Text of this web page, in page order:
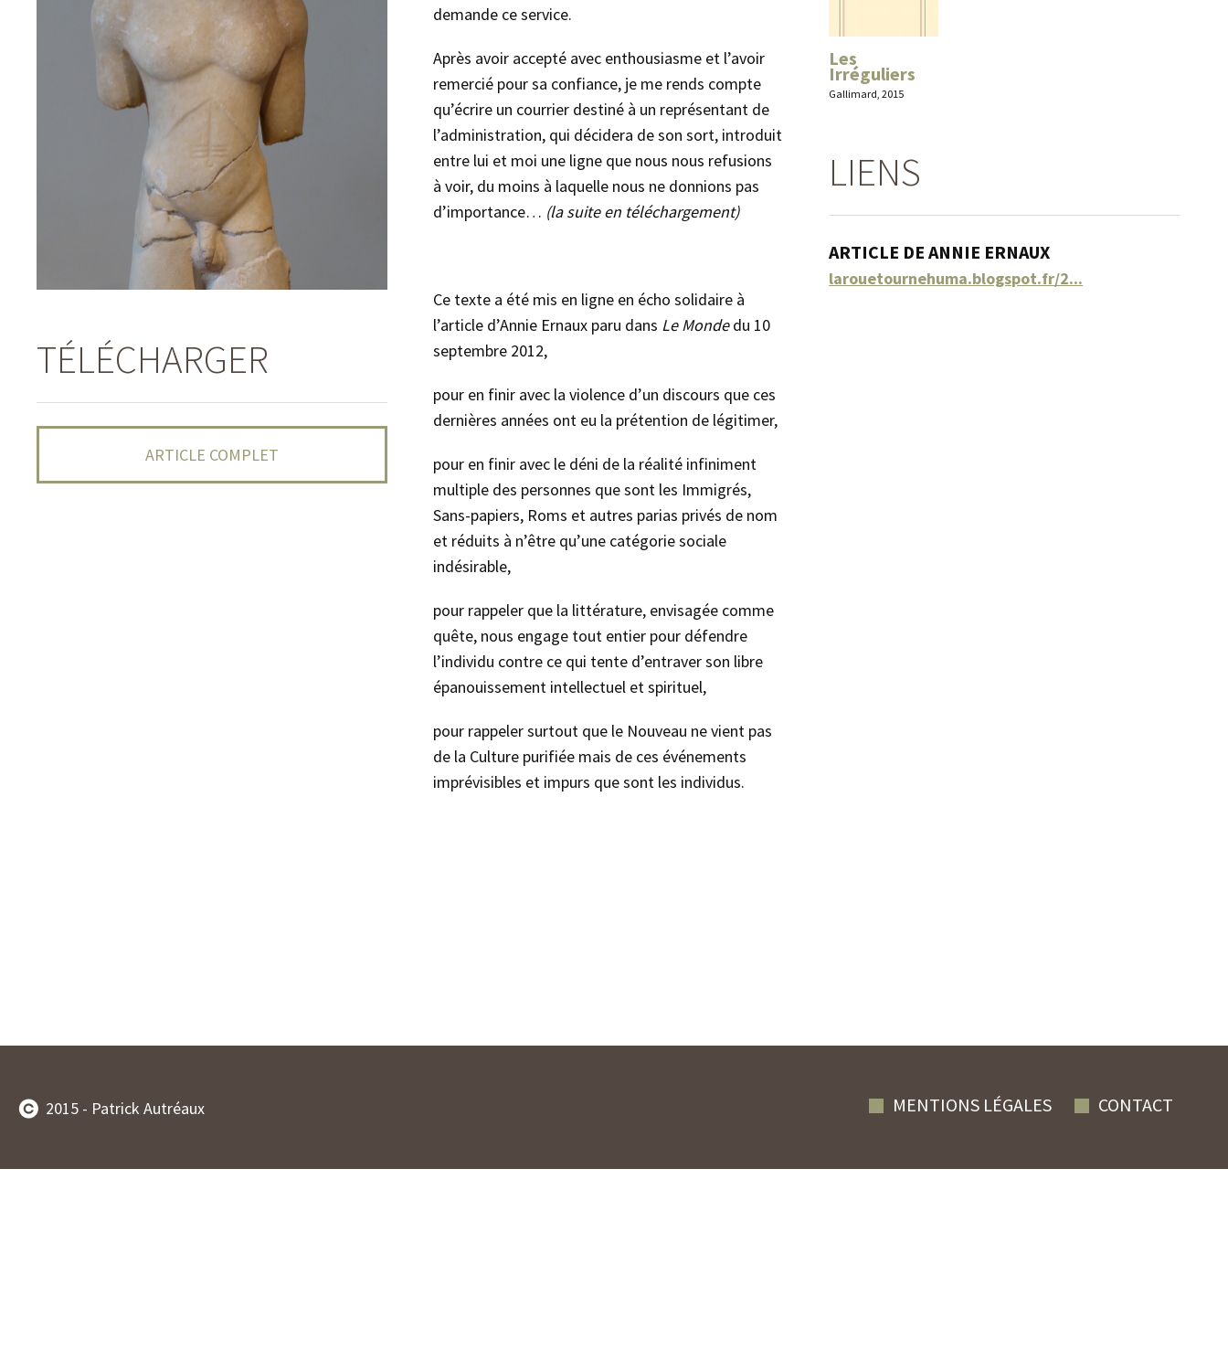
demande ce service.
Après avoir accepté avec enthousiasme et l’avoir
remercié pour sa confiance, je me rends compte
qu’écrire un courrier destiné à un représentant de
l’administration, qui décidera de son sort, introduit
entre lui et moi une ligne que nous nous refusions
à voir, du moins à laquelle nous ne donnions pas
d’importance… (la suite en téléchargement)
Ce texte a été mis en ligne en écho solidaire à
l’article d’Annie Ernaux paru dans Le Mondedu 10
septembre 2012,
pour en finir avec la violence d’un discours que ces
dernières années ont eu la prétention de légitimer,
pour en finir avec le déni de la réalité infiniment
multiple des personnes que sont les Immigrés,
Sans-papiers, Roms et autres parias privés de nom
et réduits à n’être qu’une catégorie sociale
indésirable,
pour rappeler que la littérature, envisagée comme
quête, nous engage tout entier pour défendre
l’individu contre ce qui tente d’entraver son libre
épanouissement intellectuel et spirituel,
pour rappeler surtout que le Nouveau ne vient pas
de la Culture purifiée mais de ces événements
imprévisibles et impurs que sont les individus.
Les
Irréguliers
Gallimard, 2015
LIENS
ARTICLE DE ANNIE ERNAUX
larouetournehuma.blogspot.fr/2...
TÉLÉCHARGER
ARTICLE COMPLET
2015 - Patrick Autréaux MENTIONS LÉGALES CONTACT